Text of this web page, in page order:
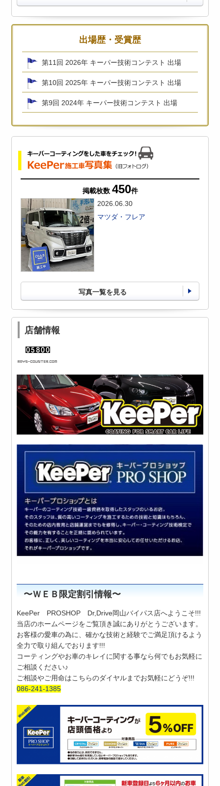
出場歴・受賞歴
第11回 2026年 キーパー技術コンテスト 出場
第10回 2025年 キーパー技術コンテスト 出場
第9回 2024年 キーパー技術コンテスト 出場
掲載枚数 450件
2026.06.30
マツダ・フレア
写真一覧を見る
店舗情報
〜ＷＥＢ限定割引情報〜
KeePer PROSHOP Dr,Drive岡山バイパス店へようこそ!!!
当店のホームページをご覧頂き誠にありがとうございます。
お客様の愛車の為に、確かな技術と経験でご満足頂けるよう
全力で取り組んでおります!!!
コーティングやお車のキレイに関する事なら何でもお気軽に
ご相談ください♪
ご相談やご用命はこちらのダイヤルまでお気軽にどうぞ!!!
086-241-1385